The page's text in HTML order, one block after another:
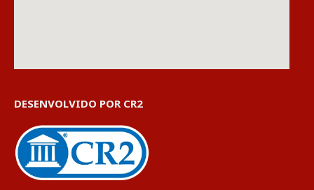
DESENVOLVIDO POR CR2